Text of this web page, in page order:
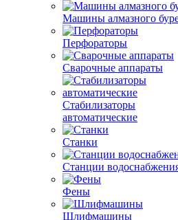
Машины алмазного
Перфораторы
Сварочные аппараты
Стабилизаторы
автоматические
Станки
Станции
Фены
Шлифмашины